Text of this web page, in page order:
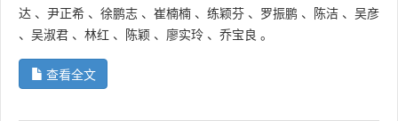
达 、 尹正希 、 徐鹏志 、 崔楠楠 、 练颖芬 、 罗振鹏 、 陈洁 、 吴彦
、 吴淑君 、 林红 、 陈颖 、 廖实玲 、 乔宝良 。
查看全文